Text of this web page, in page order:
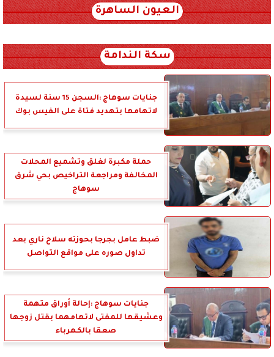
العيون الساهرة
سكة الندامة
جنايات سوهاج :السجن 15 سنة لسيدة
لاتهامها بتهديد فتاة على الفيس بوك
حملة مكبرة لغلق وتشميع المحلات
المخالفة ومراجعة التراخيص بحي شرق
سوهاج
ضبط عامل بجرجا بحوزته سلاح ناري بعد
تداول صوره على مواقع التواصل
جنايات سوهاج :إحالة أوراق متهمة
وعشيقها للمفتى لاتهامهما بقتل زوجها
صعقا بالكهرباء